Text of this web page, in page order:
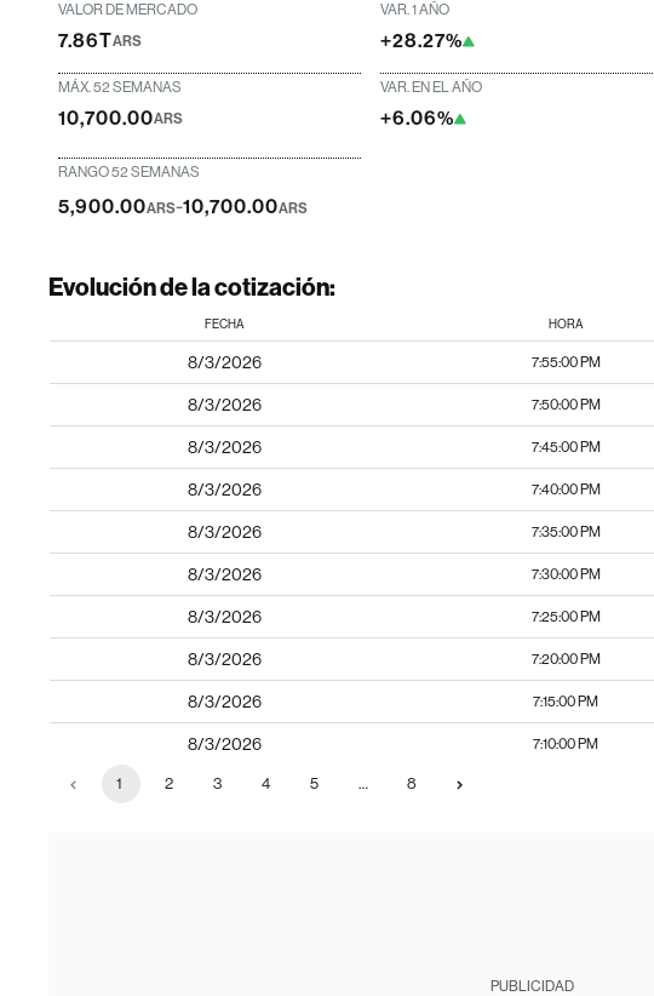
VALOR DE MERCADO
7.86TARS
VAR. 1 AÑO
+28.27%
MÁX. 52 SEMANAS
10,700.00ARS
VAR. EN EL AÑO
+6.06%
RANGO 52 SEMANAS
5,900.00ARS-10,700.00ARS
Evolución de la cotización:
FECHA HORA
8/3/2026 7:55:00 PM
8/3/2026 7:50:00 PM
8/3/2026 7:45:00 PM
8/3/2026 7:40:00 PM
8/3/2026 7:35:00 PM
8/3/2026 7:30:00 PM
8/3/2026 7:25:00 PM
8/3/2026 7:20:00 PM
8/3/2026 7:15:00 PM
8/3/2026 7:10:00 PM
1 2 3 4 5 … 8
PUBLICIDAD